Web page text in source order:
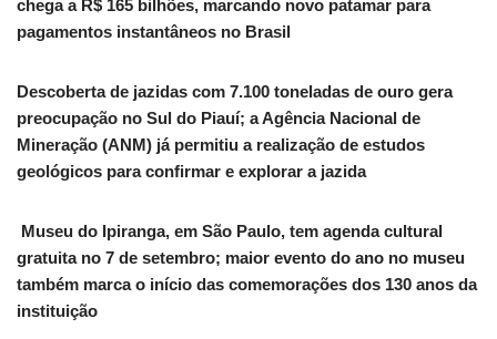
chega a R$ 165 bilhões, marcando novo patamar para
pagamentos instantâneos no Brasil
Descoberta de jazidas com 7.100 toneladas de ouro gera
preocupação no Sul do Piauí; a Agência Nacional de
Mineração (ANM) já permitiu a realização de estudos
geológicos para confirmar e explorar a jazida
️ Museu do Ipiranga, em São Paulo, tem agenda cultural
gratuita no 7 de setembro; maior evento do ano no museu
também marca o início das comemorações dos 130 anos da
instituição